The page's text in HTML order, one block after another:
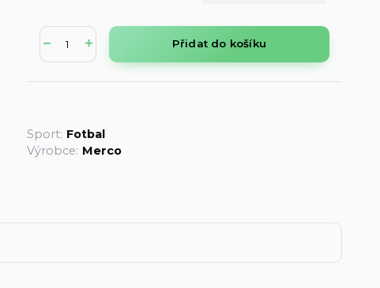
Přidat do košíku
Sport: Fotbal
Výrobce: Merco